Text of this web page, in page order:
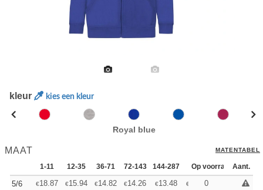
kleur kies een kleur
Royal blue
MAAT MATENTABEL
1-11 12-35 36-71 72-143 144-287 288 + Meer
Op voorraadAant.
5/6 €18.87 €15.94 €14.82 €14.26 €13.48 € 12.46
0